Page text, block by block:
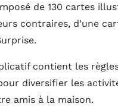
de 130 cartes
contraires, d’une
contient les
diversifier les
amis à la maison.